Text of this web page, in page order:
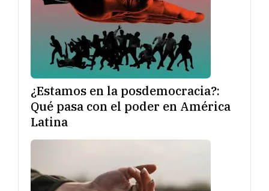
¿Estamos en la posdemocracia?:
Qué pasa con el poder en América
Latina